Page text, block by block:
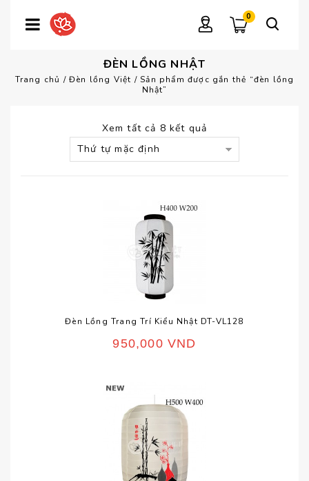
0
ĐÈN LỒNG NHẬT
Trang chủ / Đèn lồng Việt /Sản phẩm được gắn thẻ “đèn lồng
Nhật”
Xem tất cả 8 kết quả
Thứ tự mặc định
Đèn Lồng Trang Trí Kiểu Nhật DT-VL128
950,000 VND